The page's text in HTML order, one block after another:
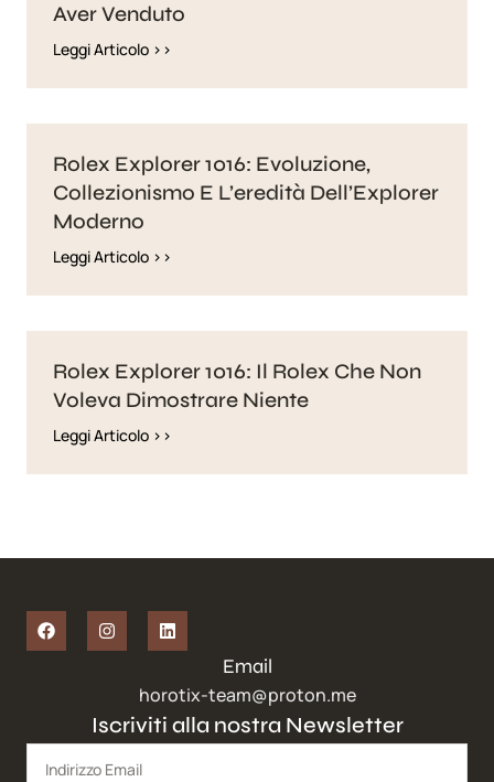
Aver Venduto
Leggi Articolo >>
Rolex Explorer 1016: Evoluzione,
Collezionismo E L’eredità Dell’Explorer
Moderno
Leggi Articolo >>
Rolex Explorer 1016: Il Rolex Che Non
Voleva Dimostrare Niente
Leggi Articolo >>
Iscriviti alla nostra Newsletter
Email
horotix-team@proton.me